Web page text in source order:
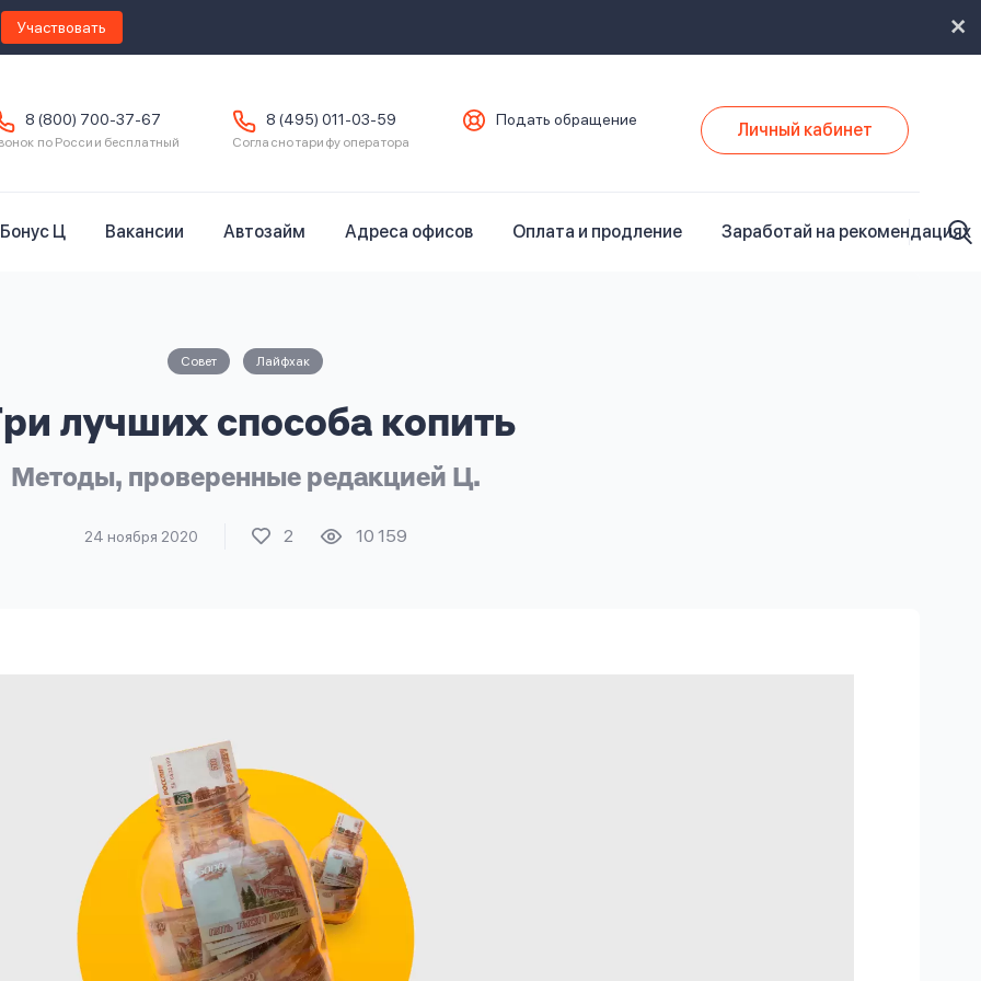
Участвовать
8 (800) 700-37-67
по России бесплатный
8 (495) 011-03-59
Согласно тарифу оператора
Подать обращение Личный кабинет
Бонус Ц Вакансии Автозайм Адреса офисов Оплата и продление Заработай на рекомендациях
Совет Лайфхак
лучших способа копить
Методы, проверенные редакцией Ц.
24 ноября 2020 2 10 159